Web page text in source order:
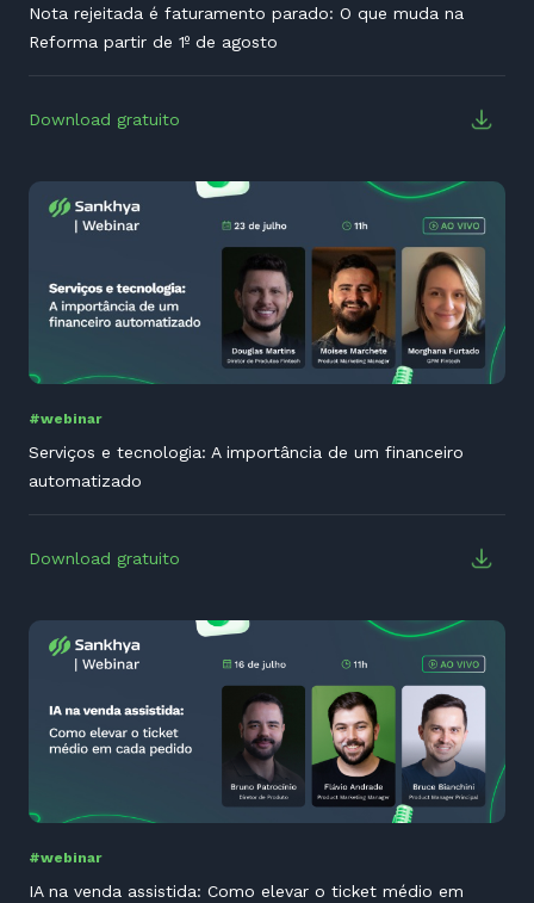
Nota rejeitada é faturamento parado: O que muda na
Reforma partir de 1º de agosto
Download gratuito
#webinar
Serviços e tecnologia: A importância de um financeiro
automatizado
Download gratuito
#webinar
IA na venda assistida: Como elevar o ticket médio em